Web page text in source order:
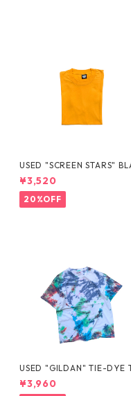
USED "SCREEN STARS"
K TEE
¥3,520
20%OFF
USED "GILDAN" TIE-DYE
E
¥3,960